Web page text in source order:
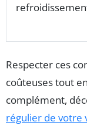
Respecter ces
coûteuses tout
complément,
régulier de votre